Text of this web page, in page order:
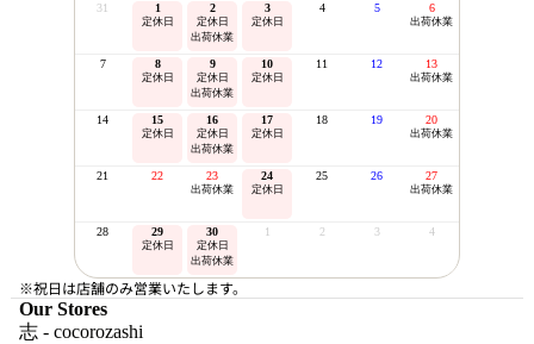
31
1
定休日
2
定休日
出荷休業
3
定休日
4 5 6
出荷休業
7 8
定休日
9
定休日
出荷休業
10
定休日
11 12 13
出荷休業
14 15
定休日
16
定休日
出荷休業
17
定休日
18 19 20
出荷休業
21 22 23
出荷休業
24
定休日
25 26 27
出荷休業
28 29
定休日
30
定休日
出荷休業
1 2 3 4
※祝日は店舗のみ営業いたします。
Our Stores
志 - cocorozashi